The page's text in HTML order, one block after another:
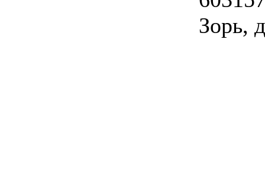
Зорь,